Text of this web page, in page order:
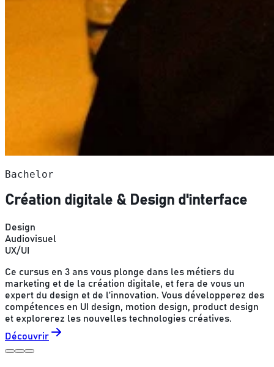
Bachelor
Création digitale & Design d'interface
Design
Audiovisuel
UX/UI
Ce cursus en 3 ans vous plonge dans les métiers du
marketing et de la création digitale, et fera de vous un
expert du design et de l’innovation. Vous développerez des
compétences en UI design, motion design, product design
et explorerez les nouvelles technologies créatives.
Découvrir